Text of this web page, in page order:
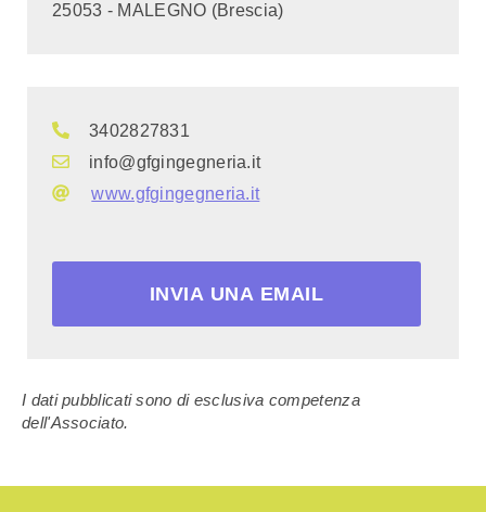
25053 - MALEGNO (Brescia)
3402827831
info@gfgingegneria.it
www.gfgingegneria.it
INVIA UNA EMAIL
I dati pubblicati sono di esclusiva competenza
dell'Associato.